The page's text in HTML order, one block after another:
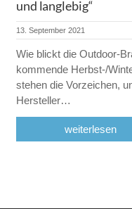
und langlebig“
13. September 2021
Wie blickt die Outdoor-
kommende Herbst-/
stehen die Vorzeichen,
Hersteller…
weiterlesen